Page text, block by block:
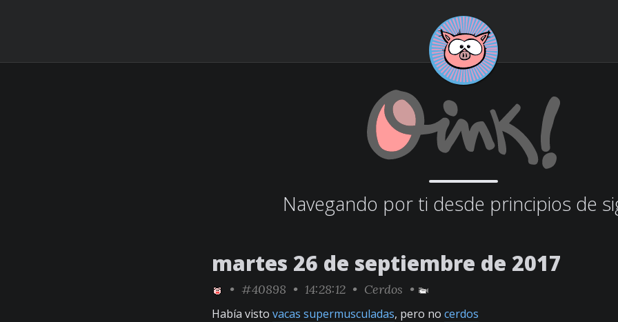
Navegando por ti desde principios de
martes 26 de septiembre de 2017
• #40898 • 14:28:12 • Cerdos •
Había visto vacas supermusculadas, pero no cerdos